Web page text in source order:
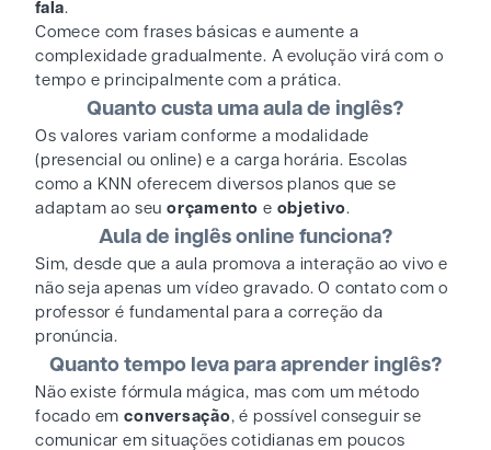
fala.
Comece com frases básicas e aumente a
complexidade gradualmente. A evolução virá com o
tempo e principalmente com a prática.
Quanto custa uma aula de inglês?
Os valores variam conforme a modalidade
(presencial ou online) e a carga horária. Escolas
como a KNN oferecem diversos planos que se
adaptam ao seuorçamento e objetivo.
Aula de inglês online funciona?
Sim, desde que a aula promova a interação ao vivo e
não seja apenas um vídeo gravado. O contato com o
professor é fundamental para a correção da
pronúncia.
Quanto tempo leva para aprender inglês?
Não existe fórmula mágica, mas com um método
focado em conversação, é possível conseguir se
comunicar em situações cotidianas em poucos